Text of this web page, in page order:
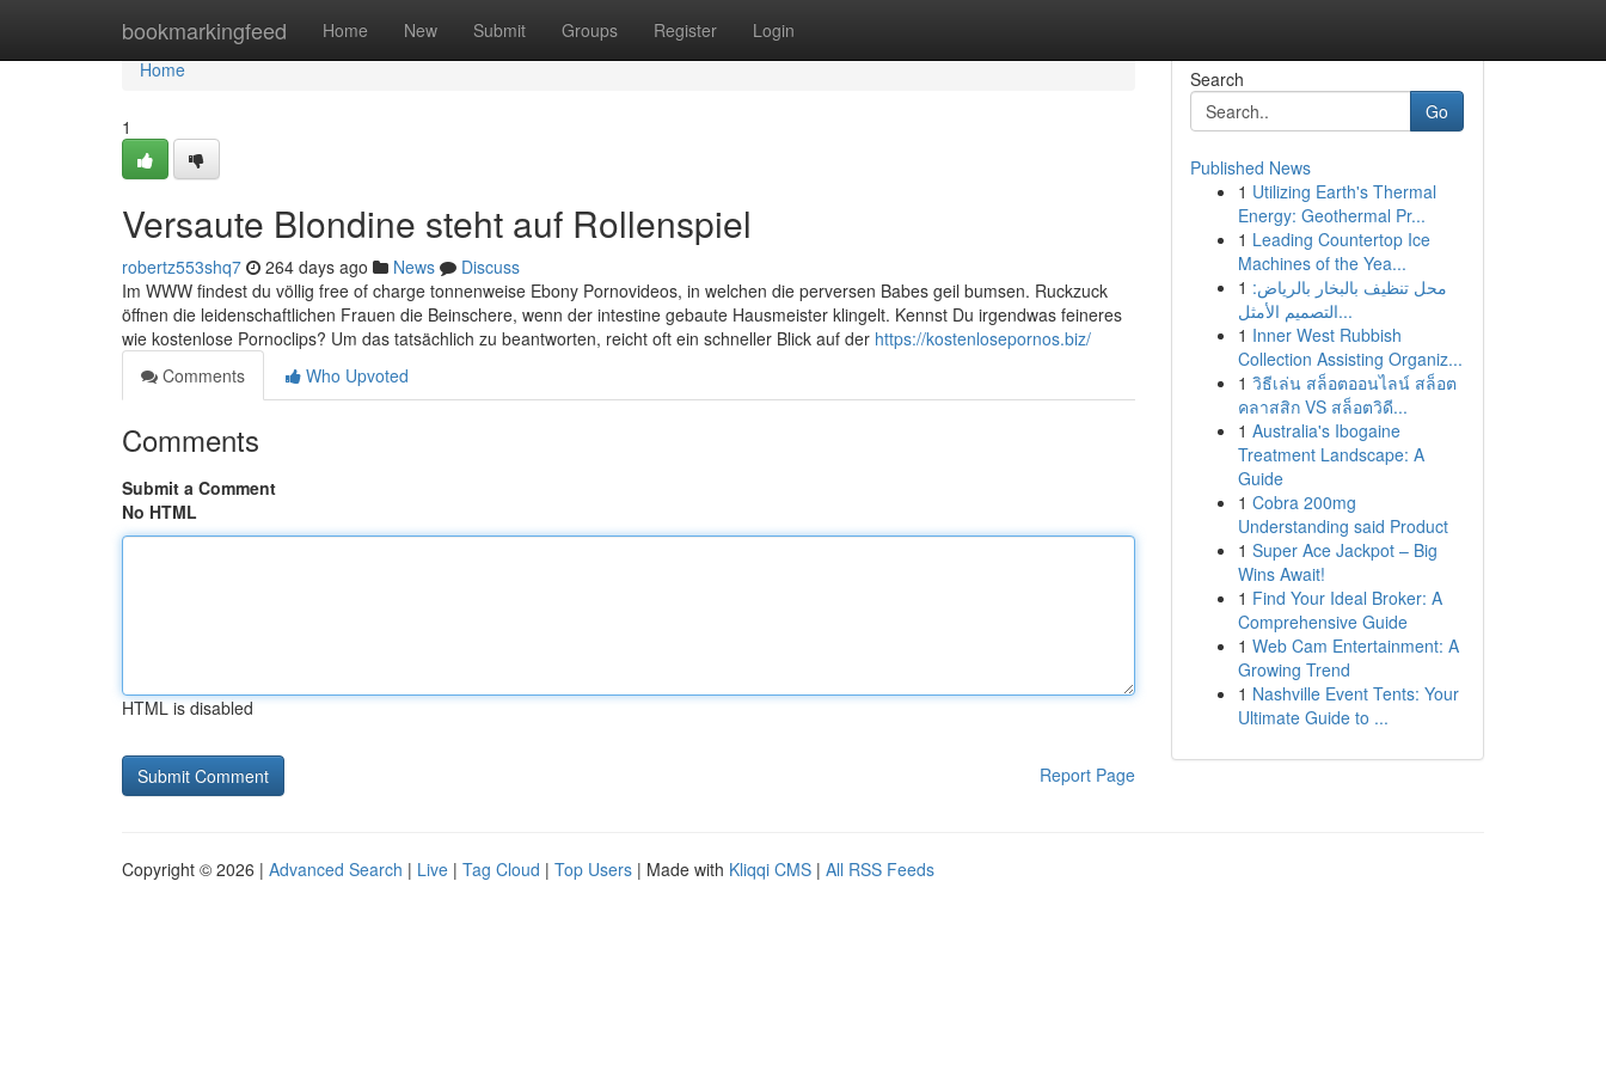
bookmarkingfeed Home New Submit Groups Register Login
Home
Home
1
Versaute Blondine steht auf Rollenspiel
robertz553shq7 264 days ago News
Discuss
Im WWW findest du völlig free of charge tonnenweise Ebony Pornovideos, in welchen die perversen Babes geil bumsen. Ruckzuck
öffnen die leidenschaftlichen Frauen die Beinschere, wenn der intestine gebaute Hausmeister klingelt. Kennst Du irgendwas feineres
wie kostenlose Pornoclips? Um das tatsächlich zu beantworten, reicht oft ein schneller Blick auf der https://kostenlosepornos.biz/
Comments
Who Upvoted
Comments
Submit a Comment
No HTML
HTML is disabled
Report Page
Search
Go
Published News
1 Utilizing Earth's Thermal
Energy: Geothermal Pr...
1 Leading Countertop Ice
Machines of the Yea...
1 محل تنظيف بالبخار بالرياض:
التصميم الأمثل...
1 Inner West Rubbish
Collection Assisting Organiz...
1 วิธีเล่น สล็อตออนไลน์ สล็อต
คลาสสิก VS สล็อตวิดี...
1 Australia's Ibogaine
Treatment Landscape: A
Guide
1 Cobra 200mg
Understanding said Product
1 Super Ace Jackpot – Big
Wins Await!
1 Find Your Ideal Broker: A
Comprehensive Guide
1 Web Cam Entertainment: A
Growing Trend
1 Nashville Event Tents: Your
Ultimate Guide to ...
Copyright © 2026 | Advanced Search | Live | Tag Cloud | Top Users | Made with Kliqqi CMS | All RSS Feeds